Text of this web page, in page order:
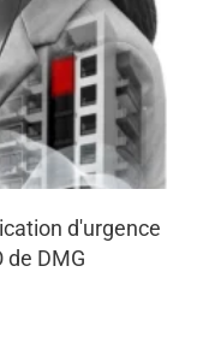
d'urgence
de DMG